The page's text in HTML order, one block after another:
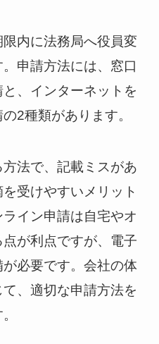
内に法務局へ役員変
申請方法には、窓口
、インターネットを
2種類があります。
法で、記載ミスがあ
受けやすいメリット
イン申請は自宅やオ
が利点ですが、電子
必要です。会社の体
、適切な申請方法を